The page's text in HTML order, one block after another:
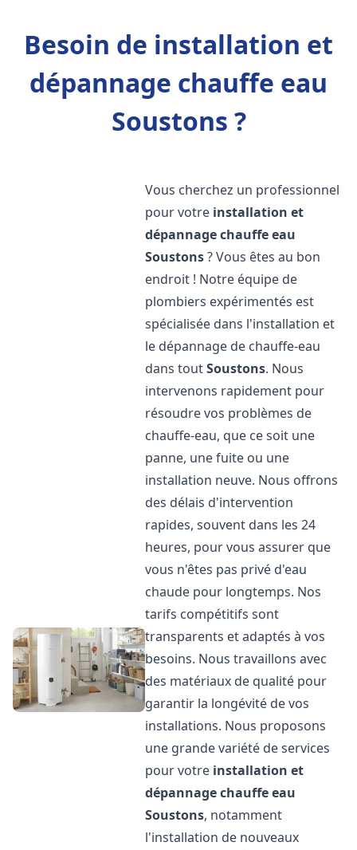
Besoin de installation et
dépannage chauffe eau
Soustons ?
Vous cherchez un professionnel
pour votre installation et
dépannage chauffe eau
Soustons? Vous êtes au bon
endroit ! Notre équipe de
plombiers expérimentés est
spécialisée dans l'installation et
le dépannage de chauffe-eau
dans toutSoustons. Nous
intervenons rapidement pour
résoudre vos problèmes de
chauffe-eau, que ce soit une
panne, une fuite ou une
installation neuve. Nous offrons
des délais d'intervention
rapides, souvent dans les 24
heures, pour vous assurer que
vous n'êtes pas privé d'eau
chaude pour longtemps. Nos
tarifs compétitifs sont
transparents et adaptés à vos
besoins. Nous travaillons avec
des matériaux de qualité pour
garantir la longévité de vos
installations. Nous proposons
une grande variété de services
pour votre installation et
dépannage chauffe eau
Soustons, notamment
l'installation de nouveaux